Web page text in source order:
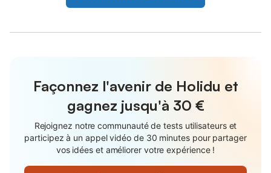
Façonnez l'avenir de Holidu et
gagnez jusqu'à 30 €
Rejoignez notre communauté de tests utilisateurs et
participez à un appel vidéo de 30 minutes pour partager
vos idées et améliorer votre expérience !